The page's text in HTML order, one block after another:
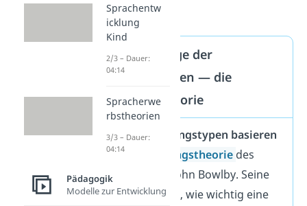
Bindung
Die Grundlage der
Bindungstypen — die
Bindungstheorie
Die vier Bindungstypen basieren
auf der
Bindungstheorie des
Psychologen John Bowlby. Seine
Theorie erklärt, wie wichtig eine
Sprachentw
icklung
Kind
2/3 – Dauer:
04:14
Spracherwe
rbstheorien
3/3 – Dauer:
04:14
Pädagogik
Modelle zur Entwicklung